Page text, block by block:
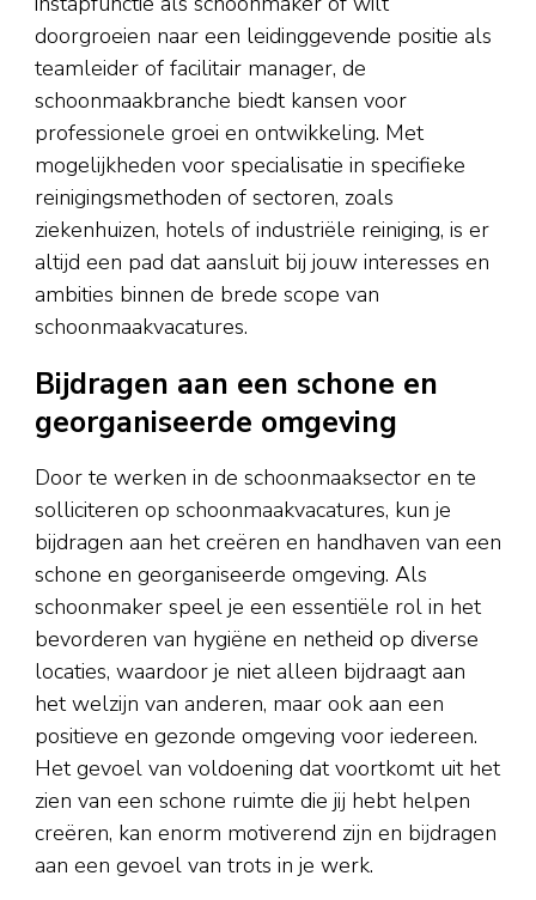
doorgroeien naar een leidinggevende positie als
teamleider of facilitair manager, de
schoonmaakbranche biedt kansen voor
professionele groei en ontwikkeling. Met
mogelijkheden voor specialisatie in specifieke
reinigingsmethoden of sectoren, zoals
ziekenhuizen, hotels of industriële reiniging, is er
altijd een pad dat aansluit bij jouw interesses en
ambities binnen de brede scope van
schoonmaakvacatures.
Bijdragen aan een schone en
georganiseerde omgeving
Door te werken in de schoonmaaksector en te
solliciteren op schoonmaakvacatures, kun je
bijdragen aan het creëren en handhaven van een
schone en georganiseerde omgeving. Als
schoonmaker speel je een essentiële rol in het
bevorderen van hygiëne en netheid op diverse
locaties, waardoor je niet alleen bijdraagt aan
het welzijn van anderen, maar ook aan een
positieve en gezonde omgeving voor iedereen.
Het gevoel van voldoening dat voortkomt uit het
zien van een schone ruimte die jij hebt helpen
creëren, kan enorm motiverend zijn en bijdragen
aan een gevoel van trots in je werk.